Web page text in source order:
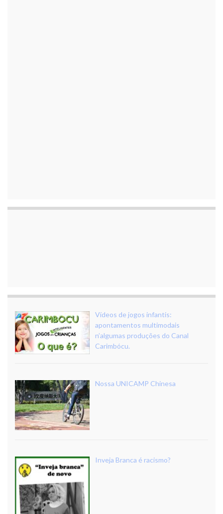
Vídeos de jogos infantis:
apontamentos multimodais
n’algumas produções do Canal
Carimbócu.
Nossa UNICAMP Chinesa
Inveja Branca é racismo?